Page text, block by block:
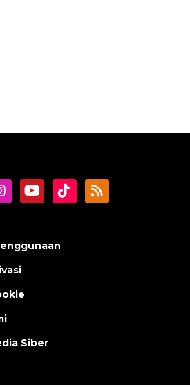
Siber